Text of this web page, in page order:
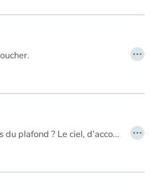
…
Qu’y a-t-il au-dessus du plafond ? Le ciel, d’accord, mais plus haut, encore plus haut, derrière, qu’est-ce qu’il y a ? Depuis la nuit des temps, les hommes se posent cette question, qui peut bien se cacher derrière : le dieu des vents, un diable boiteux, la reine de la nuit, le maître du temps ? Alors ils ont décidé de bâtir une tour, une tour immense pour grimper haut, toujours plus haut, au-dessus des oiseaux, au-dessus des nuages, pour voir, pour savoir… Mais qu’ont-ils vu ? …